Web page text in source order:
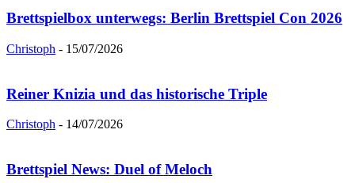
Brettspielbox unterwegs: Berlin Brettspiel Con 2026
Christoph - 15/07/2026
Reiner Knizia und das historische Triple
Christoph - 14/07/2026
Brettspiel News: Duel of Meloch